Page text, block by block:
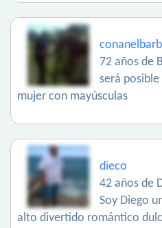
72 años de
será
mujer con mayúsculas
dieco
42 años de
Soy Diego
alto divertido romántico